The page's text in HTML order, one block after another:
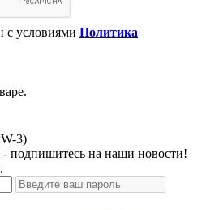
с условиями Политика
3)
- подпишитесь на наши новости!